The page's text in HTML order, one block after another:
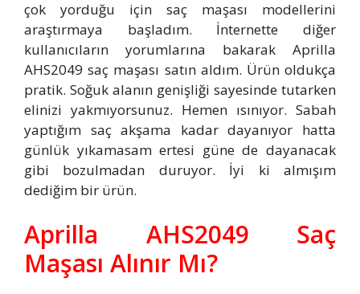
çok yorduğu için saç maşası modellerini
araştırmaya başladım. İnternette diğer
kullanıcıların yorumlarına bakarak Aprilla
AHS2049 saç maşası satın aldım. Ürün oldukça
pratik. Soğuk alanın genişliği sayesinde tutarken
elinizi yakmıyorsunuz. Hemen ısınıyor. Sabah
yaptığım saç akşama kadar dayanıyor hatta
günlük yıkamasam ertesi güne de dayanacak
gibi bozulmadan duruyor. İyi ki almışım
dediğim bir ürün.
Aprilla AHS2049 Saç
Maşası Alınır Mı?